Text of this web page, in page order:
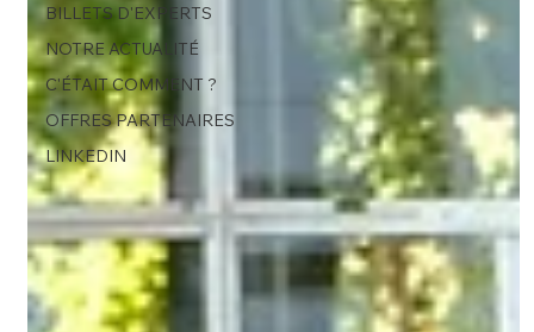
BILLETS D'EXPERTS
NOTRE ACTUALITÉ
C'ÉTAIT COMMENT ?
OFFRES PARTENAIRES
LINKEDIN